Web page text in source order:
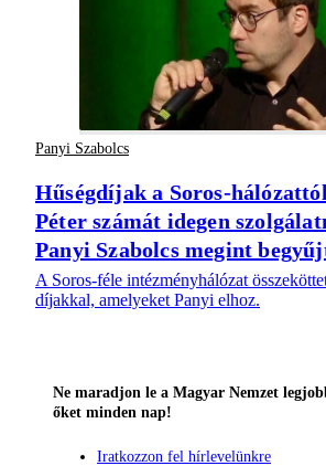
Panyi Szabolcs
Hűségdíjak a Soros-
Péter számát idegen
Panyi Szabolcs megint
A Soros-féle intézményhálózat
díjakkal, amelyeket Panyi elhoz.
Ne maradjon le a Magyar Nemzet
őket minden nap!
Iratkozzon fel hírlevelünkre